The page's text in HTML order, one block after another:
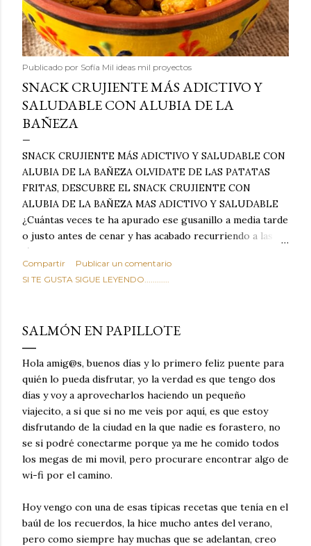
Publicado por Sofía Mil ideas mil proyectos
SNACK CRUJIENTE MÁS ADICTIVO Y
SALUDABLE CON ALUBIA DE LA
BAÑEZA
SNACK CRUJIENTE MÁS ADICTIVO Y SALUDABLE CON
ALUBIA DE LA BAÑEZA OLVIDATE DE LAS PATATAS
FRITAS, DESCUBRE EL SNACK CRUJIENTE CON
ALUBIA DE LA BAÑEZA MAS ADICTIVO Y SALUDABLE
¿Cuántas veces te ha apurado ese gusanillo a media tarde
o justo antes de cenar y has acabado recurriendo a las
típicas patatas de bolsa, frutos secos fritos o snacks
ultraprocesados llenos de grasas saturadas y sodio?
Todos hemos estado ahí. Sin embargo, cuidarse no tiene
satisface. Estas alubias crujientes al horno van a cambiar
por completo tu forma de ver las legumbres. Olvídate de
asociar las alubias únicamente a los guisos tradicionales y
copiosos de invierno. Con esta receta simple pero
revolucionaria, transformaremos un ingrediente tan
humilde como la alubia de La Bañeza en un snack ligero,
dorado, cargado de proteína y 100% natural. Es el
sustituto perfecto a los frutos se...
Compartir
Publicar un comentario
SI TE GUSTA SIGUE LEYENDO............
SALMÓN EN PAPILLOTE
Hola amig@s, buenos días y lo primero feliz puente para
quién lo pueda disfrutar, yo la verdad es que tengo dos
días y voy a aprovecharlos haciendo un pequeño
viajecito, a si que si no me veis por aquí, es que estoy
disfrutando de la ciudad en la que nadie es forastero, no
se si podré conectarme porque ya me he comido todos
los megas de mi movil, pero procurare encontrar algo de
wi-fi por el camino.
Hoy vengo con una de esas típicas recetas que tenía en el
baúl de los recuerdos, la hice mucho antes del verano,
pero como siempre hay muchas que se adelantan, creo